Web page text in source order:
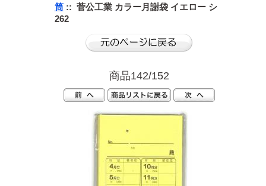
筒:: 菅公工業 カラー月謝袋 イエロー シ
262
商品142/152